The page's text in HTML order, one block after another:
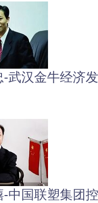
-武汉金牛经济
-中国联塑集团